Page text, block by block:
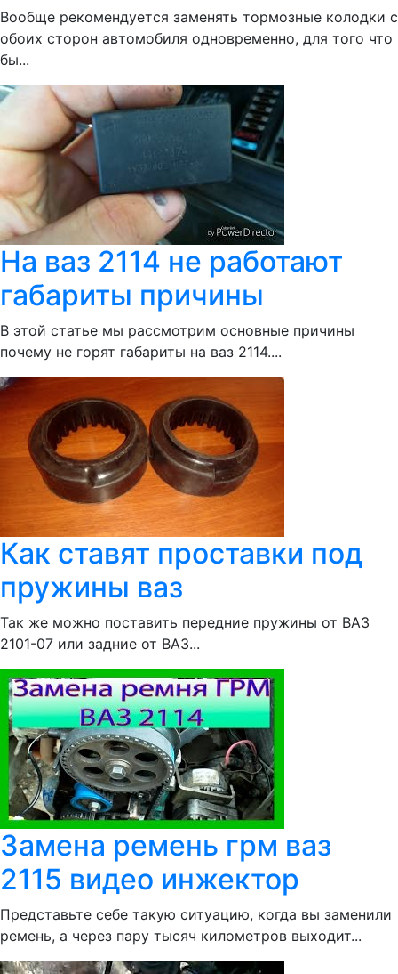
Вообще рекомендуется заменять тормозные колодки с
обоих сторон автомобиля одновременно, для того что
бы...
На ваз 2114 не работают
габариты причины
В этой статье мы рассмотрим основные причины
почему не горят габариты на ваз 2114....
Как ставят проставки под
пружины ваз
Так же можно поставить передние пружины от ВАЗ
2101-07 или задние от ВАЗ...
Замена ремень грм ваз
2115 видео инжектор
Представьте себе такую ситуацию, когда вы заменили
ремень, а через пару тысяч километров выходит...